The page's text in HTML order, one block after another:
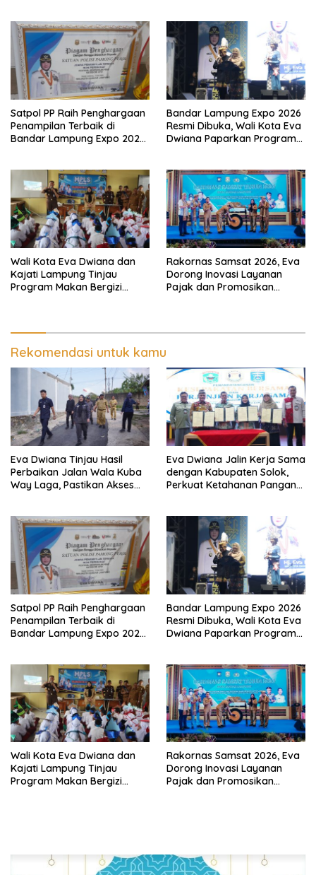
Satpol PP Raih Penghargaan
Penampilan Terbaik di
Bandar Lampung Expo 2026,
Masyarakat
Bandar Lampung Expo 2026
Resmi Dibuka, Wali Kota Eva
Dwiana Paparkan Program
Lampung
Wali Kota Eva Dwiana dan
Kajati Lampung Tinjau
Program Makan Bergizi
Rakornas Samsat 2026, Eva
Dorong Inovasi Layanan
Pajak dan Promosikan
Rekomendasi untuk kamu
Eva Dwiana Tinjau Hasil
Perbaikan Jalan Wala Kuba
Way Laga, Pastikan Akses
Eva Dwiana Jalin Kerja Sama
dengan Kabupaten Solok,
Perkuat Ketahanan Pangan
Satpol PP Raih Penghargaan
Penampilan Terbaik di
Bandar Lampung Expo 2026,
Masyarakat
Bandar Lampung Expo 2026
Resmi Dibuka, Wali Kota Eva
Dwiana Paparkan Program
Lampung
Wali Kota Eva Dwiana dan
Kajati Lampung Tinjau
Program Makan Bergizi
Rakornas Samsat 2026, Eva
Dorong Inovasi Layanan
Pajak dan Promosikan